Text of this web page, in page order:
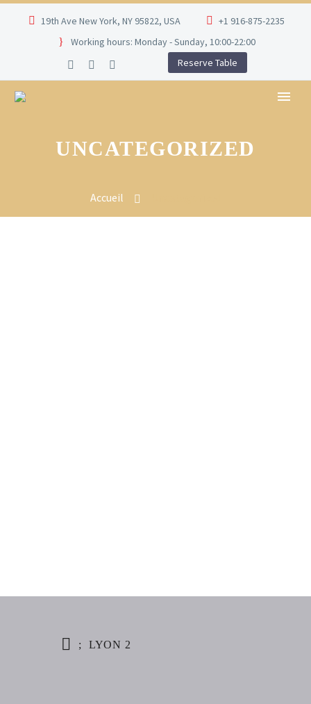
19th Ave New York, NY 95822, USA
+1 916-875-2235
Working hours: Monday - Sunday, 10:00-22:00
Reserve Table
UNCATEGORIZED
Accueil
LYON 2